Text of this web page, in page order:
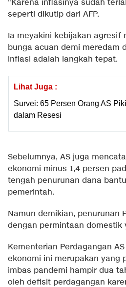
"Karena inflasinya sudah
seperti dikutip dari AFP.
Ia meyakini kebijakan agresif
bunga acuan demi meredam
inflasi adalah langkah tepat.
Lihat Juga :
Survei: 65 Persen Orang AS
dalam Resesi
Sebelumnya, AS juga
ekonomi minus 1,4 persen
tengah penurunan dana
pemerintah.
Namun demikian, penurunan
dengan permintaan domestik
Kementerian Perdagangan
ekonomi ini merupakan yang
imbas pandemi hampir dua
oleh defisit perdagangan